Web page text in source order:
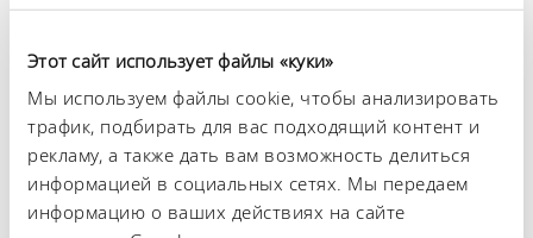
Этот сайт использует файлы «куки»
Мы используем файлы cookie, чтобы анализировать
трафик, подбирать для вас подходящий контент и
рекламу, а также дать вам возможность делиться
информацией в социальных сетях. Мы передаем
информацию о ваших действиях на сайте
Диапазон рабочих температур
-45 ... 200 °C
Рабочий диапазон температур
-45 ... 200 °C